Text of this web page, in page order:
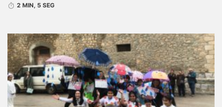
2 MIN, 5 SEG